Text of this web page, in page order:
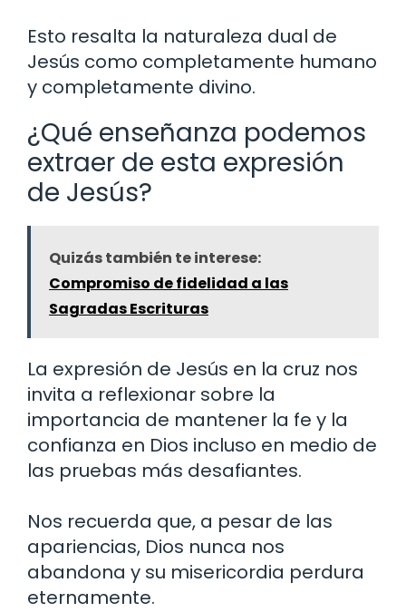
Esto resalta la naturaleza dual de
Jesús como completamente humano
y completamente divino.
¿Qué enseñanza podemos
extraer de esta expresión
de Jesús?
Quizás también te interese:
Compromiso de fidelidad a las
Sagradas Escrituras
La expresión de Jesús en la cruz nos
invita a reflexionar sobre la
importancia de mantener la fe y la
confianza en Dios incluso en medio de
las pruebas más desafiantes.
Nos recuerda que, a pesar de las
apariencias, Dios nunca nos
abandona y su misericordia perdura
eternamente.